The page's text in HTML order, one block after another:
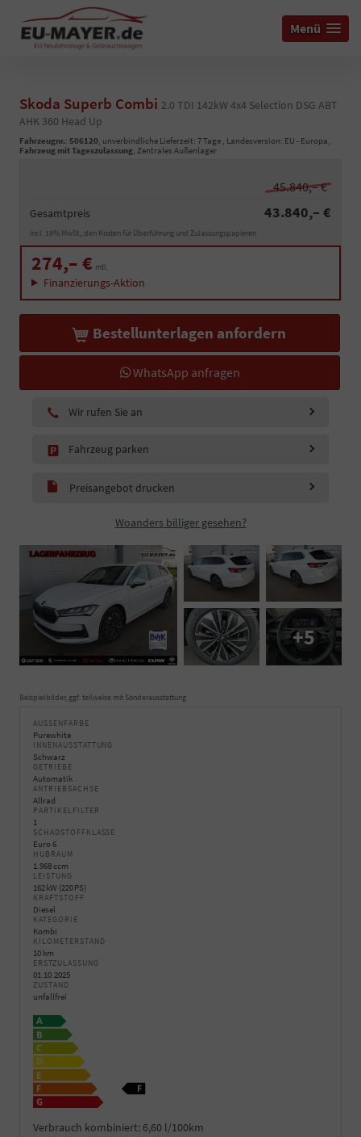
Menü
Skoda Superb Combi 2.0 TDI 142kW 4x4 Selection DSG ABT
AHK 360 Head Up
Fahrzeugnr.: 506120, unverbindliche Lieferzeit: 7 Tage , Landesversion: EU - Europa,
Fahrzeug mit Tageszulassung, Zentrales Außenlager
45.840,– €
Gesamtpreis 43.840,– €
incl. 19% MwSt., den Kosten für Überführung und Zulassungspapieren
274,– € mtl.
Finanzierungs-Aktion
WhatsApp anfragen
Bestellunterlagen anfordern
Wir rufen Sie an
Fahrzeug parken
Preisangebot drucken
Woanders billiger gesehen?
+5
Beispielbilder, ggf. teilweise mit Sonderausstattung
AUSSENFARBE
Purewhite
INNENAUSSTATTUNG
Schwarz
GETRIEBE
Automatik
ANTRIEBSACHSE
Allrad
PARTIKELFILTER
1
SCHADSTOFFKLASSE
Euro 6
HUBRAUM
1.968 ccm
LEISTUNG
162 kW (220 PS)
KRAFTSTOFF
Diesel
KATEGORIE
Kombi
KILOMETERSTAND
10 km
ERSTZULASSUNG
01.10.2025
ZUSTAND
unfallfrei
Verbrauch kombiniert: 6,60 l/100km